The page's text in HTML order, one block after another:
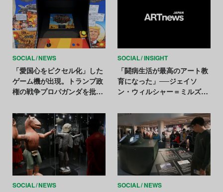
SOCIAL NEWS
「愛国心をピクセル化」した
ゲーム機が出現。トランプ政
権の戦争プロパガンダを批判
SOCIAL INSIGHT
「闘病生活が最高のアート教
育になった」──ジェイソ
ン・ウィルシャー＝ミルズの
SOCIAL NEWS SOCIAL NEWS